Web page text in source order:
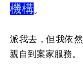
機構。
派我去，但我依
親自到案家服務。